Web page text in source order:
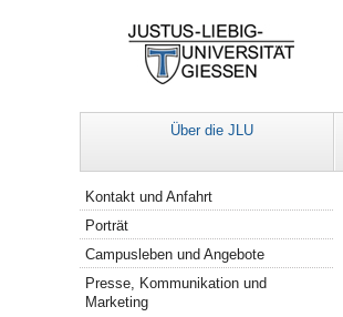
Über die JLU
Navigation
Kontakt und Anfahrt
Porträt
Campusleben und Angebote
Presse, Kommunikation und
Marketing